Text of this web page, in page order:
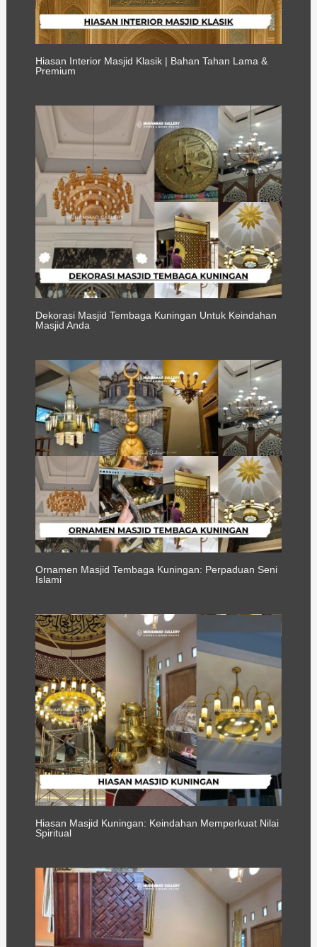
Hiasan Interior Masjid Klasik | Bahan Tahan Lama &
Premium
Dekorasi Masjid Tembaga Kuningan Untuk Keindahan
Masjid Anda
Ornamen Masjid Tembaga Kuningan: Perpaduan Seni
Islami
Hiasan Masjid Kuningan: Keindahan Memperkuat Nilai
Spiritual